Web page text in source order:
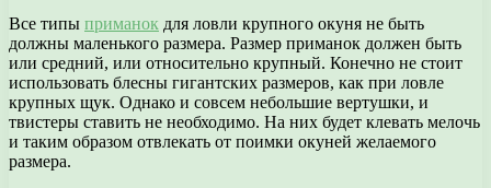
Все типы приманок для ловли крупного окуня не быть
должны маленького размера. Размер приманок должен быть
или средний, или относительно крупный. Конечно не стоит
использовать блесны гигантских размеров, как при ловле
крупных щук. Однако и совсем небольшие вертушки, и
твистеры ставить не необходимо. На них будет клевать мелочь
и таким образом отвлекать от поимки окуней желаемого
размера.